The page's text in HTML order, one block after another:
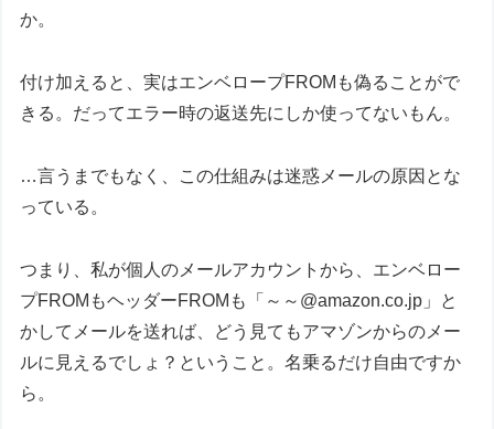
か。
付け加えると、実はエンベロープFROMも偽ることがで
きる。だってエラー時の返送先にしか使ってないもん。
…言うまでもなく、この仕組みは迷惑メールの原因とな
っている。
つまり、私が個人のメールアカウントから、エンベロー
プFROMもヘッダーFROMも「～～@amazon.co.jp」と
かしてメールを送れば、どう見てもアマゾンからのメー
ルに見えるでしょ？ということ。名乗るだけ自由ですか
ら。